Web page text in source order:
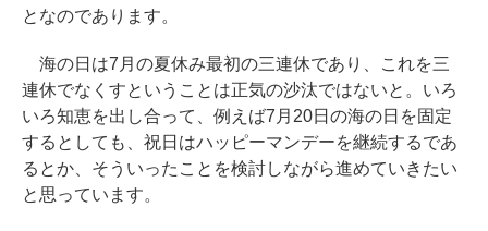
となのであります。
海の日は7月の夏休み最初の三連休であり、これを三
連休でなくすということは正気の沙汰ではないと。いろ
いろ知恵を出し合って、例えば7月20日の海の日を固定
するとしても、祝日はハッピーマンデーを継続するであ
るとか、そういったことを検討しながら進めていきたい
と思っています。